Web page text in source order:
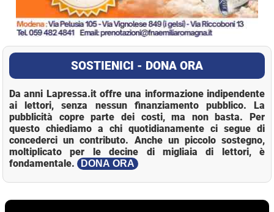
SOSTIENICI - DONA ORA
Da anni Lapressa.it offre una informazione indipendente
ai lettori, senza nessun finanziamento pubblico. La
pubblicità copre parte dei costi, ma non basta. Per
questo chiediamo a chi quotidianamente ci segue di
concederci un contributo. Anche un piccolo sostegno,
moltiplicato per le decine di migliaia di lettori, è
fondamentale.
DONA ORA